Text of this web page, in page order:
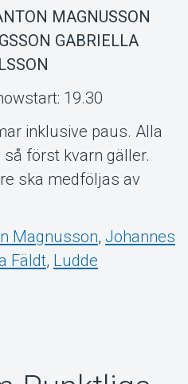
MAGNUSSON
GABRIELLA
19.30
inklusive paus. Alla
först kvarn gäller.
ska medföljas av
Magnusson, Johannes
Fäldt, Ludde